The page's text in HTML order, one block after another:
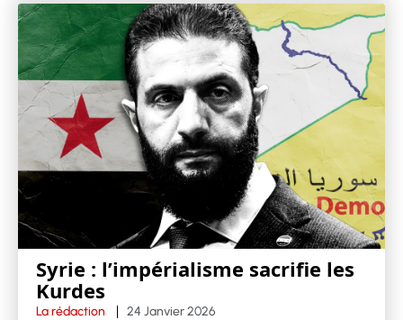
Syrie : l’impérialisme sacrifie les
Kurdes
La rédaction 24 Janvier 2026